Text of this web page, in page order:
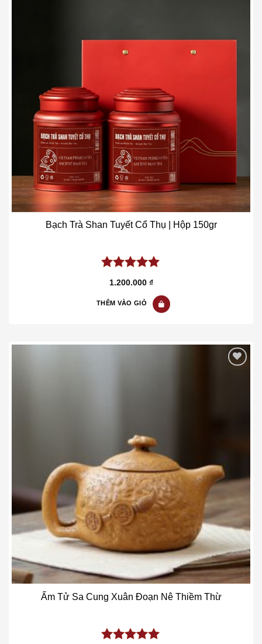
Bạch Trà Shan Tuyết Cổ Thụ | Hộp 150gr
5.00out of
1.200.000 ₫
THÊM VÀO GIỎ
Ấm Tử Sa Cung Xuân Đoạn Nê Thiềm Thừ